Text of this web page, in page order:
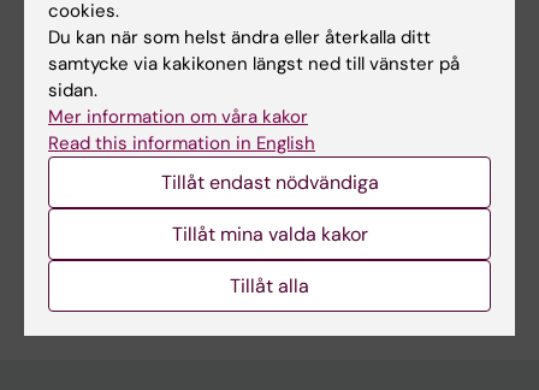
Innehållsgranskare:
Christian Dalin
Redaktör:Ann Hagerborn
Sidan uppdaterad:
2025-08-25
cookies.
Du kan när som helst ändra eller återkalla ditt
samtycke via kakikonen längst ned till vänster på
sidan.
Mer information om våra kakor
Read this information in English
Tillåt endast nödvändiga
Tillåt mina valda kakor
Tillåt alla